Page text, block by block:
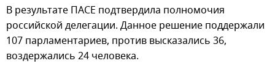
В результате ПАСЕ подтвердила полномочия
российской делегации. Данное решение поддержали
107 парламентариев, против высказались 36,
воздержались 24 человека.